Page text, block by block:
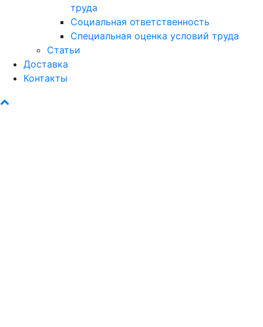
труда
Социальная ответственность
Специальная оценка условий труда
Статьи
Доставка
Контакты